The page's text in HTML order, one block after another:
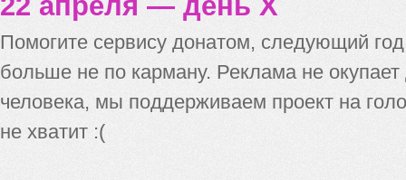
Помогите сервису донатом, следующий
больше не по карману. Реклама не
человека, мы поддерживаем проект на
не хватит :(